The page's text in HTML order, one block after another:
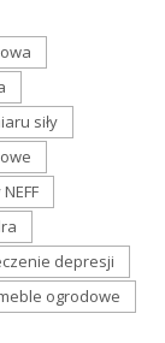
siły
depresji
ogrodowe